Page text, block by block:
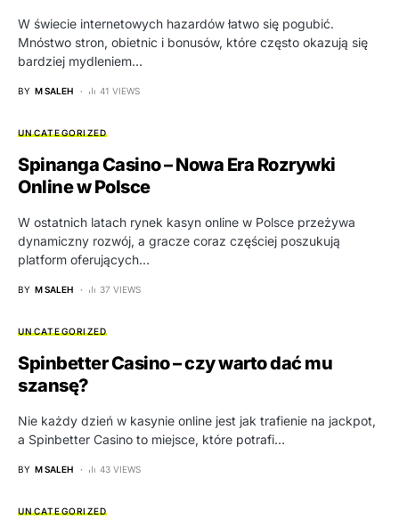
W świecie internetowych hazardów łatwo się pogubić.
Mnóstwo stron, obietnic i bonusów, które często okazują się
bardziej mydleniem…
BY M SALEH 41 VIEWS
UNCATEGORIZED
Spinanga Casino – Nowa Era Rozrywki
Online w Polsce
W ostatnich latach rynek kasyn online w Polsce przeżywa
dynamiczny rozwój, a gracze coraz częściej poszukują
platform oferujących…
BY M SALEH 37 VIEWS
UNCATEGORIZED
Spinbetter Casino – czy warto dać mu
szansę?
Nie każdy dzień w kasynie online jest jak trafienie na jackpot,
a Spinbetter Casino to miejsce, które potrafi…
BY M SALEH 43 VIEWS
UNCATEGORIZED